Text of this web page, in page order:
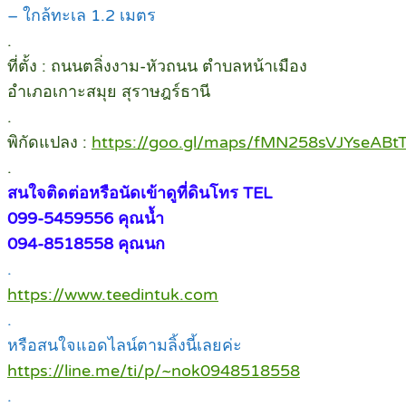
– ใกล้ทะเล 1.2 เมตร
.
ที่ตั้ง : ถนนตลิ่งงาม-หัวถนน ตำบลหน้าเมือง
อำเภอเกาะสมุย สุราษฎร์ธานี
.
พิกัดแปลง : https://goo.gl/maps/
.
สนใจติดต่อหรือนัดเข้าดูที่ดินโทร TEL
099-5459556 คุณน้ำ
094-8518558 คุณนก
.
https://www.teedintuk.com
.
หรือสนใจแอดไลน์ตามลิ้งนี้เลยค่ะ
https://line.me/ti/p/~nok0948518558
.